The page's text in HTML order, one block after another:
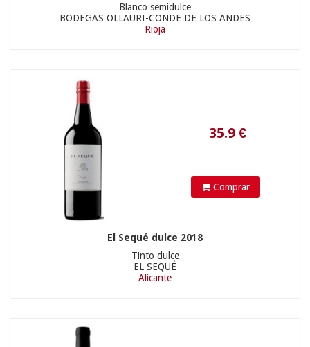
Blanco semidulce
BODEGAS OLLAURI-CONDE DE LOS ANDES
Rioja
Comprar
El Sequé dulce 2018
Tinto dulce
EL SEQUÉ
Alicante
25.90 €